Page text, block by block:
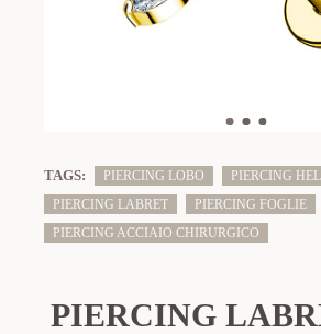
TAGS: PIERCING LOBO
PIERCING
PIERCING LABRET
PIERCING FOGLIE
PIERCING ACCIAIO CHIRURGICO
PIERCING